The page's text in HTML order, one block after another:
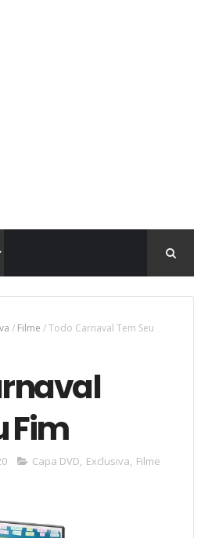
/ Filme /Todo Carnaval Tem Seu
Fim
Capa DVD, Exclusiva, Filme